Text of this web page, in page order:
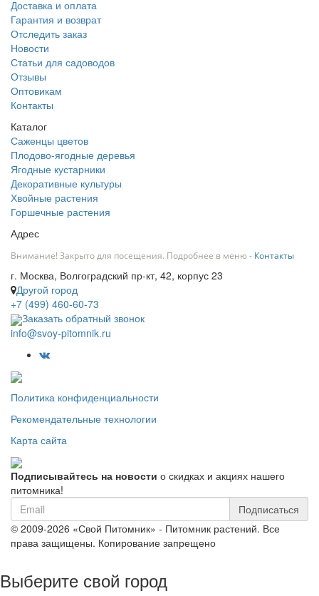
Доставка и оплата
Гарантия и возврат
Отследить заказ
Новости
Статьи для садоводов
Отзывы
Оптовикам
Контакты
Каталог
Саженцы цветов
Плодово-ягодные деревья
Ягодные кустарники
Декоративные культуры
Хвойные растения
Горшечные растения
Адрес
Внимание! Закрыто для посещения. Подробнее в меню - Контакты
г. Москва, Волгоградский пр-кт, 42, корпус 23
Другой город
+7 (499) 460-60-73
Заказать обратный звонок
info@svoy-pitomnik.ru
Политика конфиденциальности
Рекомендательные технологии
Карта сайта
Подписывайтесь на новости о скидках и акциях нашего
питомника!
Подписаться
© 2009-2026 «Свой Питомник» - Питомник растений. Все
права защищены. Копирование запрещено
Выберите свой город